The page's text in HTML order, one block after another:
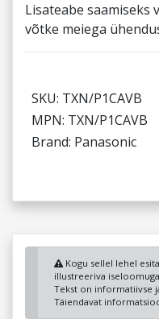
Lisateabe saamiseks
võtke meiega
SKU: TXN/P1CAVB
MPN: TXN/P1CAVB
Brand: Panasonic
Kogu sellel lehel
illustreeriva
Tekst on informatiivse
Täiendavat